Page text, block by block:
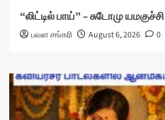
“லிட்டில் பாய்” – சுடோமு யமகுச்சி
பவள சங்கரி August 6, 2026 0